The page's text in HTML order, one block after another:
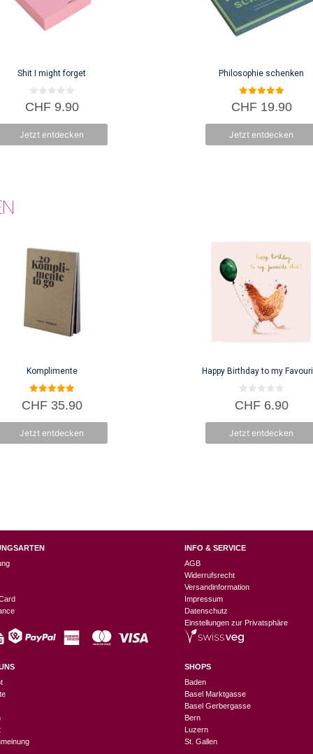
Shit I might forget
0
v
5
CHF9.90
Jetzt entdecken
Philosophie schenken
5.00
von 5
CHF19.90
Jetzt entdecken
Komplimente
5.00
von 5
CHF35.90
Jetzt entdecken
Happy Birthday to my
0
v
5
CHF6.90
Jetzt entdecken
INFO & SERVICE
AGB
Widerrufsrecht
Versandinformation
Impressum
Datenschutz
Einstellungen zur Privatsphäre
SHOPS
Baden
Basel Marktgasse
Basel Gerbergasse
Bern
Luzern
St. Gallen